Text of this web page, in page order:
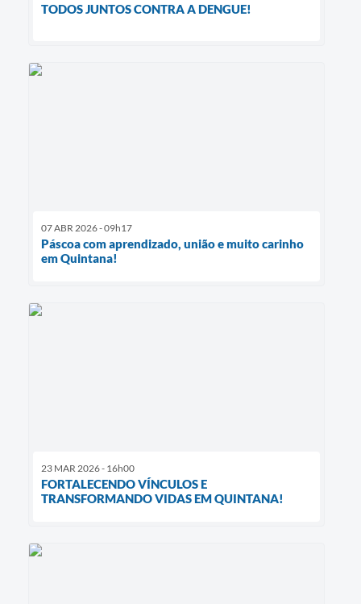
TODOS JUNTOS CONTRA A DENGUE!
07 ABR 2026 - 09h17
Páscoa com aprendizado, união e muito carinho
em Quintana!
23 MAR 2026 - 16h00
FORTALECENDO VÍNCULOS E
TRANSFORMANDO VIDAS EM QUINTANA!